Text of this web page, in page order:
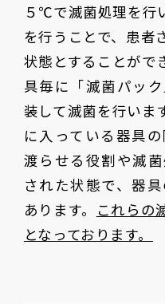
５℃で滅菌処理を行
を行うことで、患者
状態とすることがで
具毎に「滅菌パッ
装して滅菌を行いま
に入っている器具
渡らせる役割や滅
された状態で、器
あります。
これらの
となっております。